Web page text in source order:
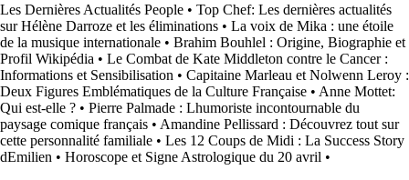
Les Dernières Actualités People • Top Chef: Les dernières actualités
sur Hélène Darroze et les éliminations • La voix de Mika : une étoile
de la musique internationale • Brahim Bouhlel : Origine, Biographie et
Profil Wikipédia • Le Combat de Kate Middleton contre le Cancer :
Informations et Sensibilisation • Capitaine Marleau et Nolwenn Leroy :
Deux Figures Emblématiques de la Culture Française • Anne Mottet:
Qui est-elle ? • Pierre Palmade : Lhumoriste incontournable du
paysage comique français • Amandine Pellissard : Découvrez tout sur
cette personnalité familiale • Les 12 Coups de Midi : La Success Story
dEmilien • Horoscope et Signe Astrologique du 20 avril •